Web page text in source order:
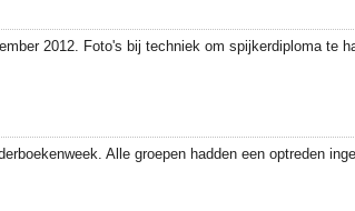
2012. Foto's bij techniek om spijkerdiploma te
Alle groepen hadden een optreden